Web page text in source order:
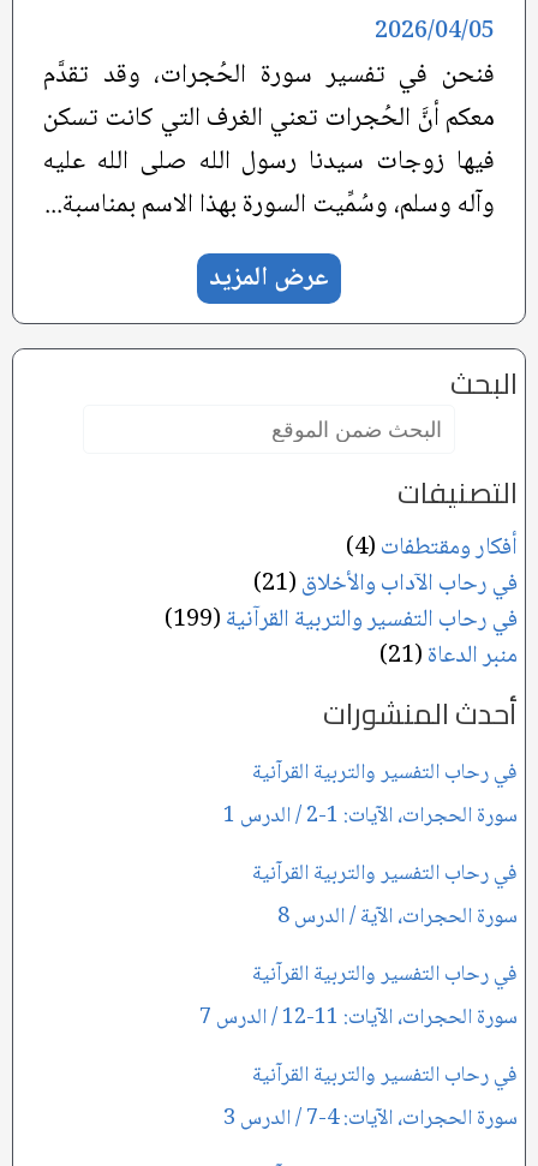
فنحن في تفسير سورة الحُجرات، وقد تقدَّم
معكم أنَّ الحُجرات تعني الغرف التي كانت تسكن
فيها زوجات سيدنا رسول الله صلى الله عليه
وآله وسلم، وسُمِّيت السورة بهذا الاسم بمناسبة...
2026/04/05
عرض المزيد
البحث
التصنيفات
أفكار ومقتطفات(4)
في رحاب الآداب والأخلاق(21)
في رحاب التفسير والتربية القرآنية(199)
منبر الدعاة(21)
أحدث المنشورات
في رحاب التفسير والتربية القرآنية
سورة الحجرات، الآيات: 1-2 / الدرس 1
في رحاب التفسير والتربية القرآنية
سورة الحجرات، الآية / الدرس 8
في رحاب التفسير والتربية القرآنية
سورة الحجرات، الآيات: 11-12 / الدرس 7
في رحاب التفسير والتربية القرآنية
سورة الحجرات، الآيات: 4-7 / الدرس 3